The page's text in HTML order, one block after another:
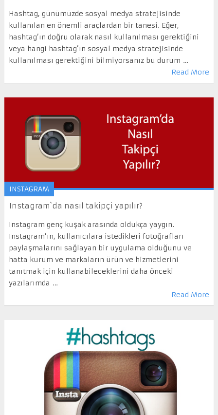
Hashtag, günümüzde sosyal medya stratejisinde
kullanılan en önemli araçlardan bir tanesi. Eğer,
hashtag’ın doğru olarak nasıl kullanılması gerektiğini
veya hangi hashtag’ın sosyal medya stratejisinde
kullanılması gerektiğini bilmiyorsanız bu durum …
Read More
INSTAGRAM
Instagram`da nasıl takipçi yapılır?
Instagram genç kuşak arasında oldukça yaygın.
Instagram’ın, kullanıcılara istedikleri fotoğrafları
paylaşmalarını sağlayan bir uygulama olduğunu ve
hatta kurum ve markaların ürün ve hizmetlerini
tanıtmak için kullanabileceklerini daha önceki
yazılarımda …
Read More